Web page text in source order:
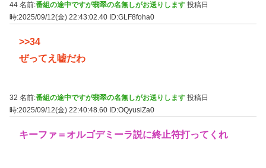
44 名前:番組の途中ですが翡翠の名無しがお送りします 投稿日
時:2025/09/12(金) 22:43:02.40 ID:GLF8foha0
>>34
ぜってえ嘘だわ
32 名前:番組の途中ですが翡翠の名無しがお送りします 投稿日
時:2025/09/12(金) 22:40:48.60 ID:OQyusiZa0
キーファ＝オルゴデミーラ説に終止符打ってくれ